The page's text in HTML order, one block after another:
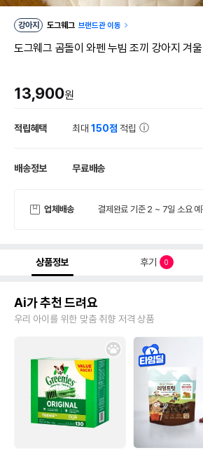
강아지 도그웨그 브랜드관 이동
도그웨그 곰돌이 와펜 누빔 조끼 강아지 겨
13,900원
적립혜택 최대150점 적립
배송정보 무료배송
업체배송 결제완료 기준 2 ~ 7일 소요 예
상품정보 후기 0
Ai가 추천 드려요
우리 아이를 위한 맞춤 취향 저격 상품